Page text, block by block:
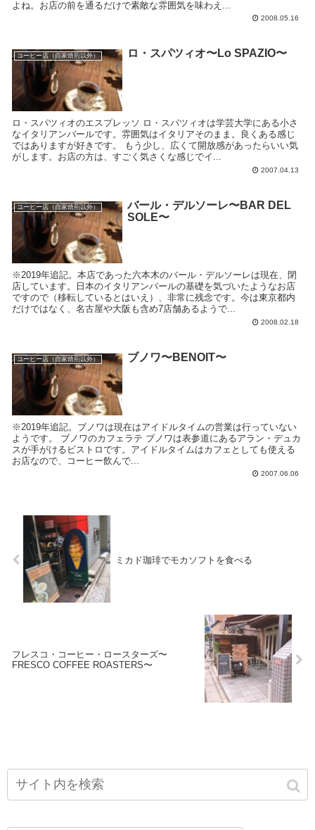
よね。お店の前を通るだけで素敵な雰囲気を味わえ...
2008.05.16
コーヒー店（自家焙煎以外） ロ・スパツィオ〜Lo SPAZIO〜
ロ・スパツィオのエスプレッソ ロ・スパツィオは学芸大学にある小さ
なイタリアンバールです。雰囲気はイタリアそのまま。良くある感じ
ではありますが好きです。 もう少し、広くて開放感があったらいい気
がします。お店の方は、すごく気さくな感じでイ...
2007.04.13
コーヒー店（自家焙煎以外）
バール・デルソーレ〜BAR DEL
SOLE〜
※2019年追記。本店であった六本木のバール・デルソーレは現在、閉
店しています。日本のイタリアンバールの基礎を気づいたようなお店
ですので（移転しているとはいえ）、非常に残念です。今は東京都内
だけではなく、名古屋や大阪も含め7店舗あるようで...
2008.02.18
コーヒー店（自家焙煎以外） ブノワ〜BENOIT〜
※2019年追記。ブノワは現在はアイドルタイムの営業は行っていない
ようです。 ブノワのカフェラテ ブノワは表参道にあるアラン・デュカ
スが手がけるビストロです。アイドルタイムはカフェとしても使える
お店なので、コーヒー飲んで...
2007.06.06
ミカド珈琲でモカソフトを食べる
フレスコ・コーヒー・ロースターズ〜
FRESCO COFFEE ROASTERS〜